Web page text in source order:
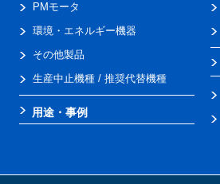
PMモータ
環境・エネルギー機器
その他製品
生産中止機種 / 推奨代替機種
用途・事例